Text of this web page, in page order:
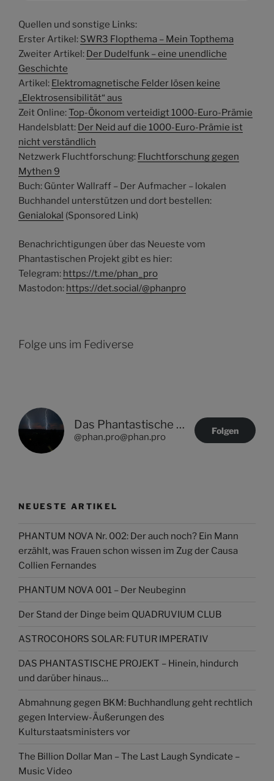
Quellen und sonstige Links:
Erster Artikel: SWR3 Flopthema – Mein Topthema
Zweiter Artikel: Der Dudelfunk – eine unendliche
Geschichte
Artikel: Elektromagnetische Felder lösen keine
„Elektrosensibilität“ aus
Zeit Online:Top-Ökonom verteidigt 1000-Euro-Prämie
Handelsblatt: Der Neid auf die 1000-Euro-Prämie ist
nicht verständlich
Netzwerk Fluchtforschung: Fluchtforschung gegen
Mythen 9
Buch: Günter Wallraff – Der Aufmacher – lokalen
Buchhandel unterstützen und dort bestellen:
Genialokal (Sponsored Link)
Benachrichtigungen über das Neueste vom
Phantastischen Projekt gibt es hier:
Telegram: https://t.me/phan_pro
Mastodon: https://det.social/@phanpro
Folge uns im Fediverse
Das Phantastische Projekt - PHAN.PRO
@phan.pro@phan.pro
Folgen
NEUESTE ARTIKEL
PHANTUM NOVA Nr. 002: Der auch noch? Ein Mann
erzählt, was Frauen schon wissen im Zug der Causa
Collien Fernandes
PHANTUM NOVA 001 – Der Neubeginn
Der Stand der Dinge beim QUADRUVIUM CLUB
ASTROCOHORS SOLAR: FUTUR IMPERATIV
DAS PHANTASTISCHE PROJEKT – Hinein, hindurch
und darüber hinaus…
Abmahnung gegen BKM: Buchhandlung geht rechtlich
gegen Interview-Äußerungen des
Kulturstaatsministers vor
The Billion Dollar Man – The Last Laugh Syndicate –
Music Video